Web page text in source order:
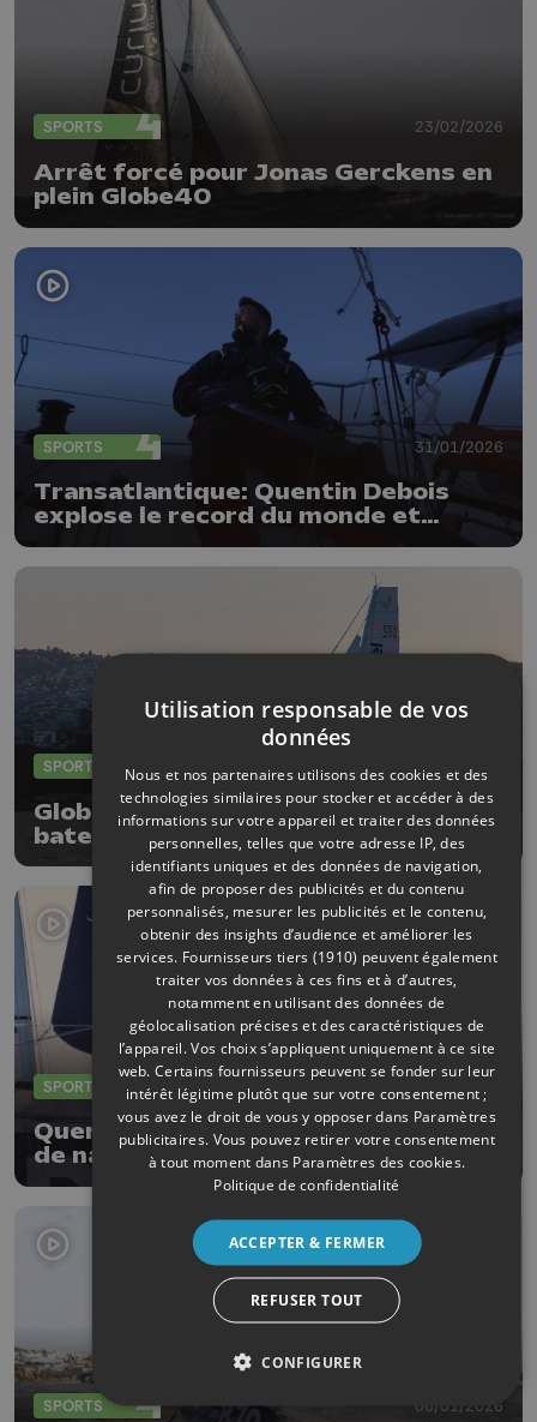
SPORTS 23/02/2026
Arrêt forcé pour Jonas Gerckens en
plein Globe40
SPORTS 31/01/2026
Transatlantique: Quentin Debois
explose le record du monde et
réussit son pari fou
SPORTS 23/01/2026
Globe 40 : incroyable finale pour le
bateau belge dans la 4e étape !
SPORTS
Quentin Debois : première semaine
de navigation
SPORTS 06/01/2026
Utilisation responsable de vos
données
Nous et nos partenaires utilisons des cookies et des
technologies similaires pour stocker et accéder à des
informations sur votre appareil et traiter des données
personnelles, telles que votre adresse IP, des
identifiants uniques et des données de navigation,
afin de proposer des publicités et du contenu
personnalisés, mesurer les publicités et le contenu,
obtenir des insights d’audience et améliorer les
services. Fournisseurs tiers (1910) peuvent également
traiter vos données à ces fins et à d’autres,
notamment en utilisant des données de
géolocalisation précises et des caractéristiques de
l’appareil. Vos choix s’appliquent uniquement à ce site
web. Certains fournisseurs peuvent se fonder sur leur
intérêt légitime plutôt que sur votre consentement ;
vous avez le droit de vous y opposer dans Paramètres
publicitaires. Vous pouvez retirer votre consentement
à tout moment dans Paramètres des cookies.
Politique de confidentialité
ACCEPTER & FERMER
REFUSER TOUT
CONFIGURER